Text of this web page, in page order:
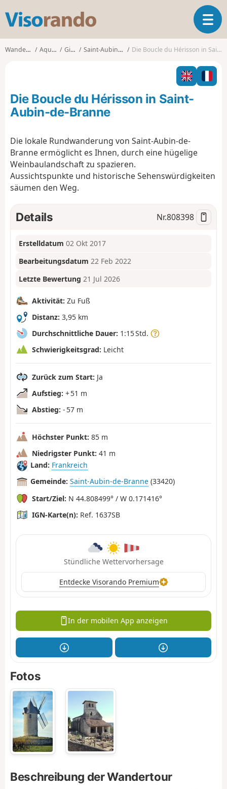
s
o
o
T
o
g
l
n
o
Wanderungen Aquitanien Gironde Saint-Aubin-de-Branne Die Boucle du Hérisson in Saint-Aubin-de-Branne
Die Boucle du Hérisson in Saint-
Aubin-de-Branne
Die lokale Rundwanderung von Saint-Aubin-de-
Branne ermöglicht es Ihnen, durch eine hügelige
Weinbaulandschaft zu spazieren.
Aussichtspunkte und historische Sehenswürdigkeiten
säumen den Weg.
Details Nr.808398
Erstelldatum 02 Okt 2017
Bearbeitungsdatum 22 Feb 2022
Letzte Bewertung 21 Jul 2026
Aktivität: Zu Fuß
Distanz: 3,95 km
Durchschnittliche Dauer: 1:15 Std.
Schwierigkeitsgrad: Leicht
Zurück zum Start: Ja
Aufstieg: + 51 m
Abstieg: - 57 m
Höchster Punkt: 85 m
Niedrigster Punkt: 41 m
Land: Frankreich
Gemeinde: Saint-Aubin-de-Branne (33420)
Start/Ziel: N 44.808499° / W 0.171416°
IGN-Karte(n): Ref. 1637SB
Stündliche Wettervorhersage
Entdecke Visorando Premium
In der mobilen App anzeigen
Fotos
Beschreibung der Wandertour